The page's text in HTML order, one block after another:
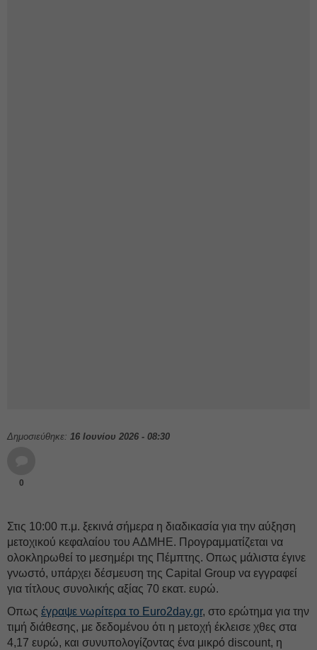
Δημοσιεύθηκε: 16 Ιουνίου 2026 - 08:30
0
Στις 10:00 π.μ. ξεκινά σήμερα η διαδικασία για την αύξηση
μετοχικού κεφαλαίου του ΑΔΜΗΕ. Προγραμματίζεται να
ολοκληρωθεί το μεσημέρι της Πέμπτης. Οπως μάλιστα έγινε
γνωστό, υπάρχει δέσμευση της Capital Group να εγγραφεί
για τίτλους συνολικής αξίας 70 εκατ. ευρώ.
Οπως έγραψε νωρίτερα το Euro2day.gr, στο ερώτημα για την
τιμή διάθεσης, με δεδομένου ότι η μετοχή έκλεισε χθες στα
4,17 ευρώ, και συνυπολογίζοντας ένα μικρό discount, η